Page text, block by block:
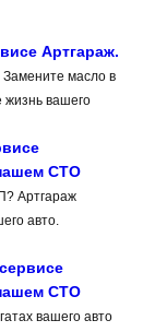
Артгараж.
Замените масло в
вашего
СТО
Артгараж
авто.
СТО
вашего авто